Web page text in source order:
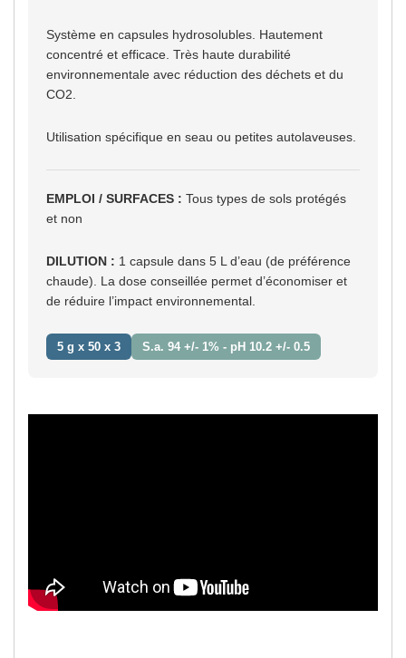
Système en capsules hydrosolubles. Hautement
concentré et efficace. Très haute durabilité
environnementale avec réduction des déchets et du
CO2.
Utilisation spécifique en seau ou petites autolaveuses.
EMPLOI / SURFACES : Tous types de sols protégés
et non
DILUTION : 1 capsule dans 5 L d’eau (de préférence
chaude). La dose conseillée permet d’économiser et
de réduire l’impact environnemental.
5 g x 50 x 3 S.a. 94 +/- 1% - pH 10.2 +/- 0.5